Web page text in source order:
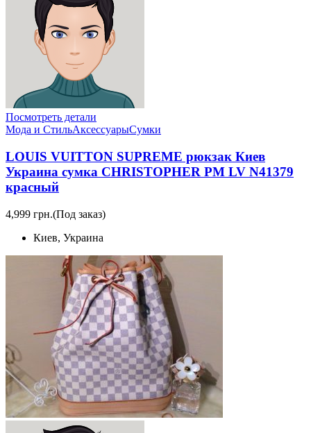
Посмотреть детали
Мода и СтильАксессуарыСумки
LOUIS VUITTON SUPREME рюкзак Киев
Украина сумка CHRISTOPHER PM LV N41379
красный
4,999 грн.(Под заказ)
Киев, Украина